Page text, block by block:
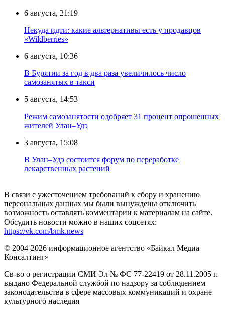
6 августа, 21:19
Некуда идти: какие альтернативы есть у продавцов
«Wildberries»
6 августа, 10:36
В Бурятии за год в два раза увеличилось число
самозанятых в такси
5 августа, 14:53
Режим самозанятости одобряет 31 процент опрошенных
жителей Улан–Удэ
3 августа, 15:08
В Улан–Удэ состоится форум по переработке
лекарственных растений
В связи с ужесточением требований к сбору и хранению
персональных данных мы были вынуждены отключить
возможность оставлять комментарии к материалам на сайте.
Обсудить новости можно в наших соцсетях:
https://vk.com/bmk.news
© 2004-2026 информационное агентство «Байкал Медиа
Консалтинг»
Св-во о регистрации СМИ Эл № ФС 77-22419 от 28.11.2005 г.
выдано Федеральной службой по надзору за соблюдением
законодательства в сфере массовых коммуникаций и охране
культурного наследия